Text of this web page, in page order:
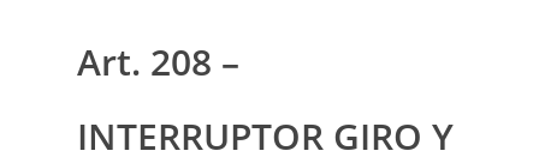
Art. 208 –
INTERRUPTOR GIRO Y